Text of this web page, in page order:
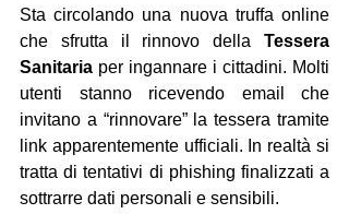
Sta circolando una nuova truffa online
che sfrutta il rinnovo della Tessera
Sanitaria per ingannare i cittadini. Molti
utenti stanno ricevendo email che
invitano a “rinnovare” la tessera tramite
link apparentemente ufficiali. In realtà si
tratta di tentativi di phishing finalizzati a
sottrarre dati personali e sensibili.